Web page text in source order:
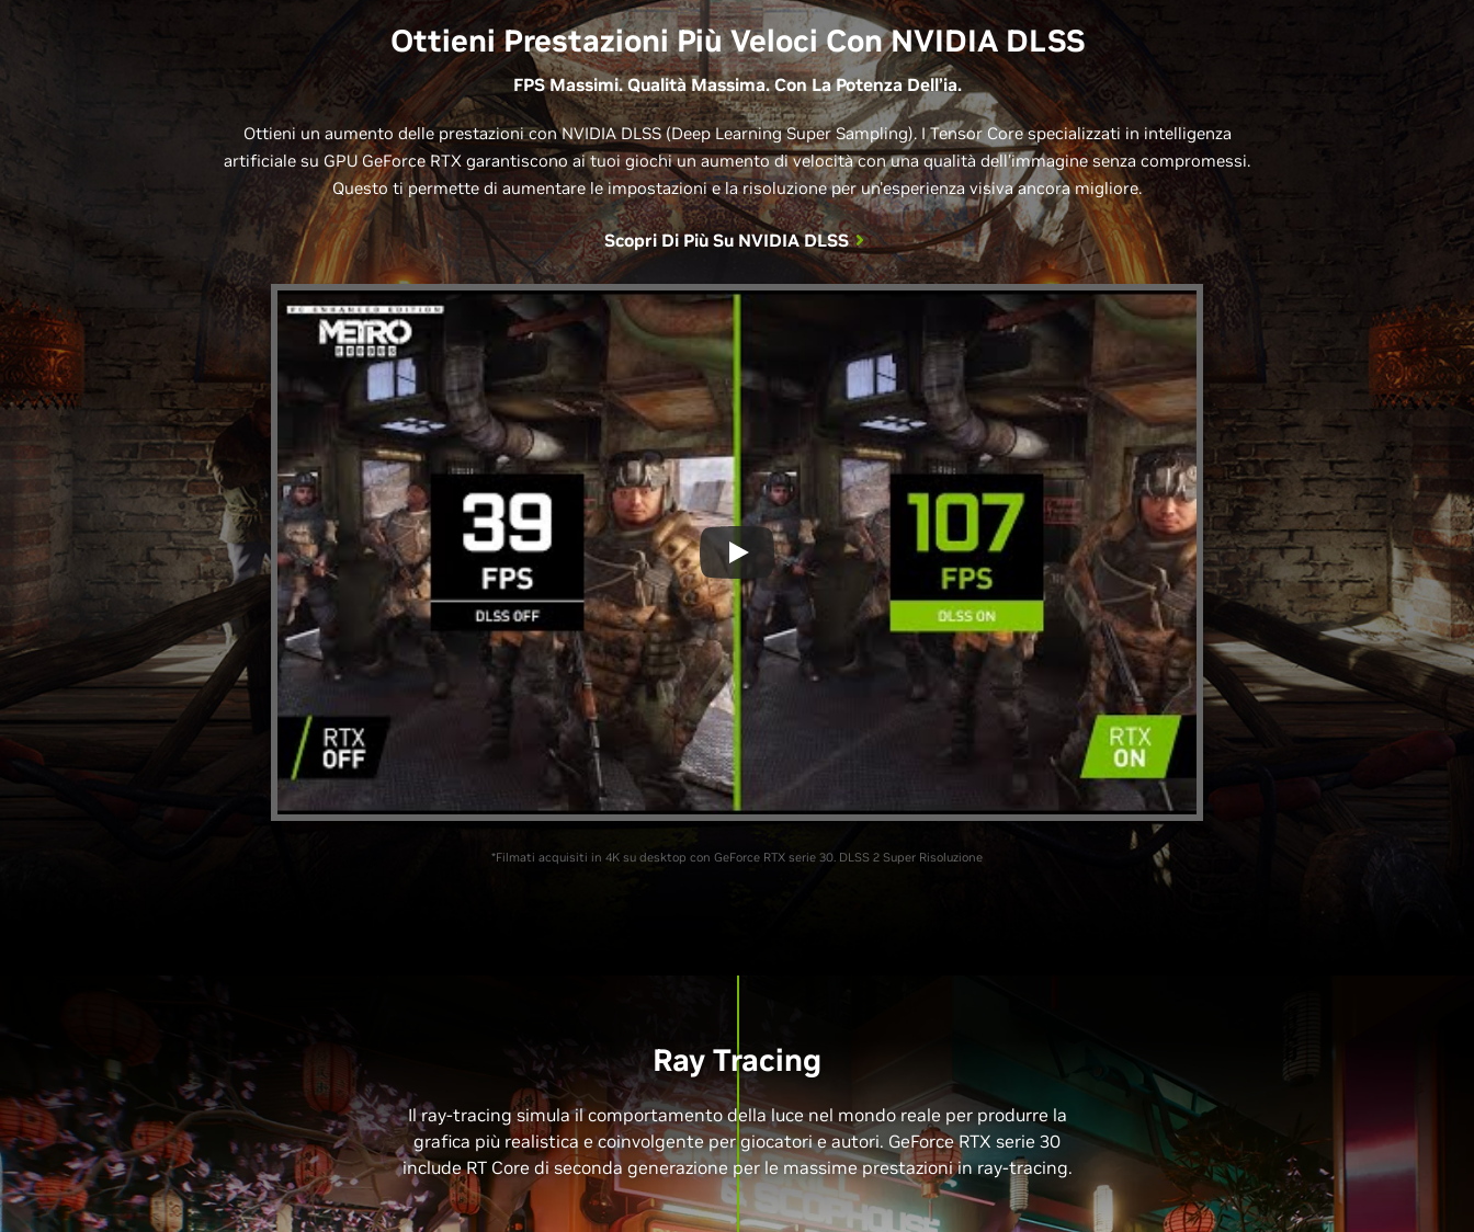
Ottieni Prestazioni Più Veloci Con NVIDIA DLSS
FPS Massimi. Qualità Massima. Con La Potenza Dell’ia.
Ottieni un aumento delle prestazioni con NVIDIA DLSS (Deep Learning Super Sampling). I Tensor Core specializzati in intelligenza
artificiale su GPU GeForce RTX garantiscono ai tuoi giochi un aumento di velocità con una qualità dell'immagine senza compromessi.
Questo ti permette di aumentare le impostazioni e la risoluzione per un'esperienza visiva ancora migliore.
Scopri Di Più Su NVIDIA DLSS
*Filmati acquisiti in 4K su desktop con GeForce RTX serie 30. DLSS 2 Super Risoluzione
Ray Tracing
Il ray-tracing simula il comportamento della luce nel mondo reale per produrre la
grafica più realistica e coinvolgente per giocatori e autori. GeForce RTX serie 30
include RT Core di seconda generazione per le massime prestazioni in ray-tracing.